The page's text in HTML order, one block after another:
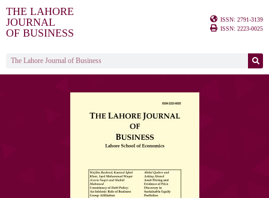
THE LAHORE
JOURNAL
OF BUSINESS
ISSN: 2791-3139
ISSN: 2223-0025